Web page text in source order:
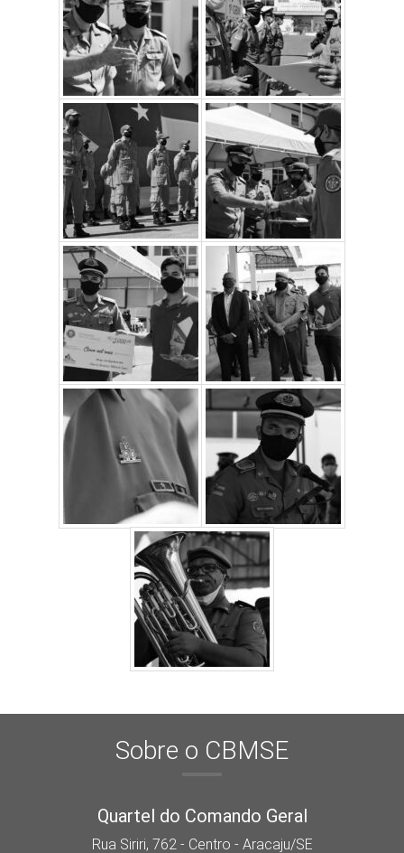
Sobre o CBMSE
Quartel do Comando Geral
Rua Siriri, 762 - Centro - Aracaju/SE